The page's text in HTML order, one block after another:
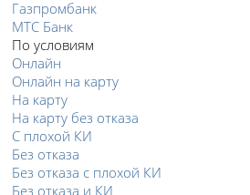
Газпромбанк
МТС Банк
По условиям
Онлайн
Онлайн на карту
На карту
На карту без отказа
С плохой КИ
Без отказа
Без отказа с плохой КИ
Без отказа и КИ